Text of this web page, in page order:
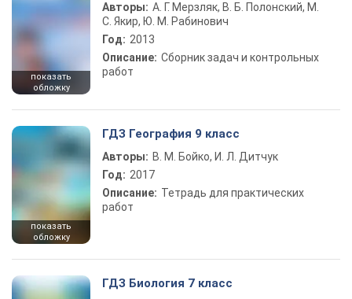
показать
обложку
Авторы: А. Г. Мерзляк, В. Б. Полонский, М.
С. Якир, Ю. М. Рабинович
Год: 2013
Описание: Сборник задач и контрольных
работ
показать
обложку
ГДЗ География 9 класс
Авторы: В. М. Бойко, И. Л. Дитчук
Год: 2017
Описание: Тетрадь для практических
работ
ГДЗ Биология 7 класс